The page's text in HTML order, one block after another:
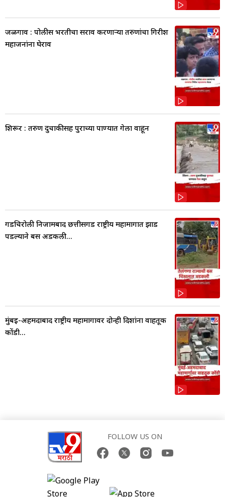
जळगाव : पोलीस भरतीचा सराव करणाऱ्या तरुणांचा गिरीश
महाजनांना घेराव
शिरूर : तरुण दुचाकीसह पुराच्या पाण्यात गेला वाहून
गडचिरोली निजामबाद छत्तीसगड राष्ट्रीय महामार्गात झाड
पडल्याने बस अडकली...
मुंबई-अहमदाबाद राष्ट्रीय महामार्गावर दोन्ही दिशांना वाहतूक
कोंडी...
FOLLOW US ON